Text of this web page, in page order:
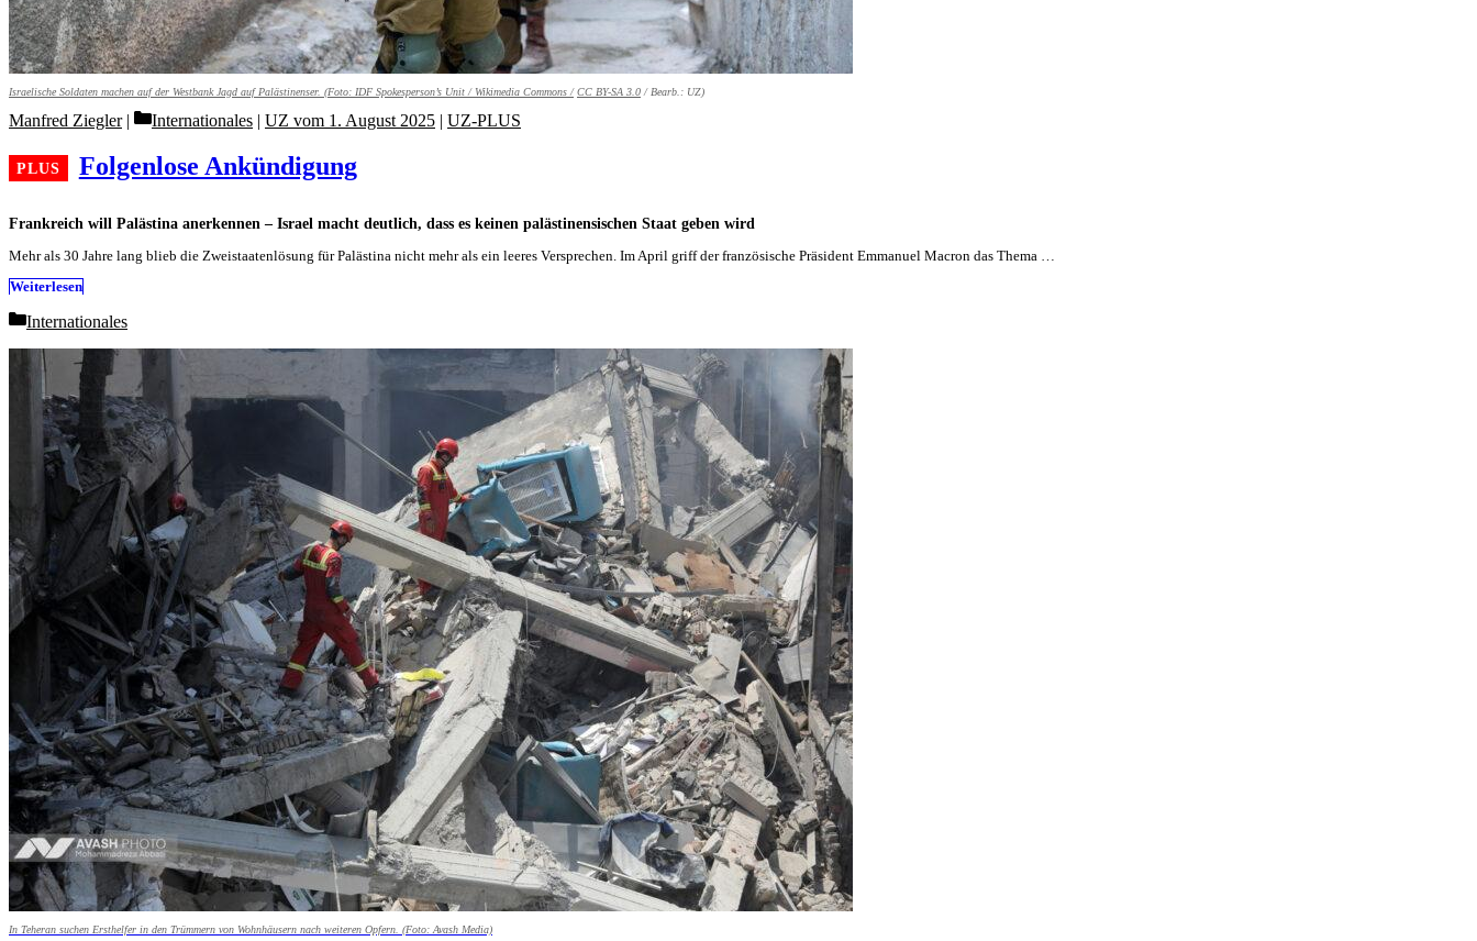
Israelische Soldaten machen auf der Westbank Jagd auf Palästinenser. (Foto: IDF Spokesperson’s Unit / Wikimedia Commons / CC BY-SA 3.0 / Bearb.: UZ)
Frankreich will Palästina anerkennen – Israel macht deutlich, dass es keinen palästinensischen Staat geben wird
Folgenlose Ankündigung
Manfred Ziegler Categories
Internationales | UZ vom 1. August 2025 | UZ-PLUS
Mehr als 30 Jahre lang blieb die Zweistaatenlösung für Palästina nicht mehr als ein leeres Versprechen. Im April griff der französische Präsident Emmanuel Macron das Thema …
Weiterlesen
Categories
Internationales
In Teheran suchen Ersthelfer in den Trümmern von Wohnhäusern nach weiteren Opfern. (Foto: Avash Media)